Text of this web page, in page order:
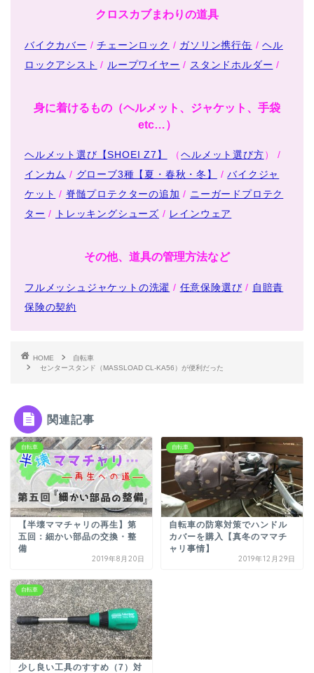
クロスカブまわりの道具
バイクカバー /チェーンロック / ガソリン携行缶 /ヘル
ロックアシスト / ループワイヤー / スタンドホルダー /
身に着けるもの（ヘルメット、ジャケット、手袋
etc…）
ヘルメット選び【SHOEI Z7】 （ヘルメット選び方） /
インカム / グローブ3種【夏・春秋・冬】 /バイクジャ
ケット / 脊髄プロテクターの追加 / ニーガードプロテク
ター / トレッキングシューズ / レインウェア
その他、道具の管理方法など
フルメッシュジャケットの洗濯 / 任意保険選び / 自賠責
保険の契約
HOME
自転車
センタースタンド（MASSLOAD CL-KA56）が便利だった
関連記事
自転車
【半壊ママチャリの再生】第
五回：細かい部品の交換・整
備
2019年8月20日
自転車
自転車の防寒対策でハンドル
カバーを購入【真冬のママチ
ャリ事情】
2019年12月29日
自転車
少し良い工具のすすめ（7）対